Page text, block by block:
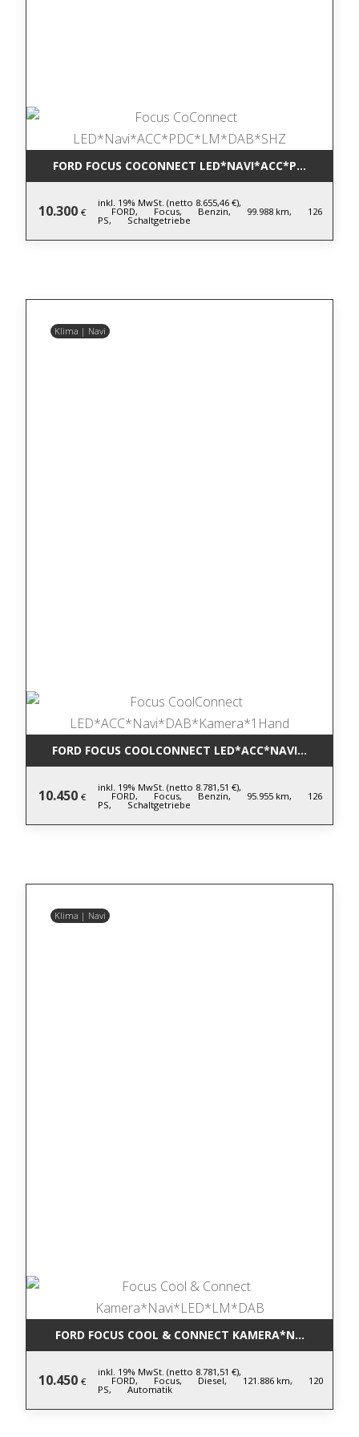
FORD FOCUS COCONNECT
10.300 €
inkl. 19% MwSt. (netto 8.655,46 €),
FORD, Focus, Benzin, 99.988 km, 126
PS, Schaltgetriebe
Klima | Navi
FORD FOCUS COOLCONNECT
10.450 €
inkl. 19% MwSt. (netto 8.781,51 €),
FORD, Focus, Benzin, 95.955 km, 126
PS, Schaltgetriebe
Klima | Navi
FORD FOCUS COOL & CONNECT
10.450 €
inkl. 19% MwSt. (netto 8.781,51 €),
FORD, Focus, Diesel, 121.886 km, 120
PS, Automatik